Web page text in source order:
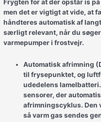
Frygten for at der opstår is
men det er vigtigt at vide, at
håndteres automatisk af
særligt relevant, når du
varmepumper i frostvejr.
Automatisk afrimning
til frysepunktet, og
udedelens
sensorer, der
afrimningscyklus. Den
så varm gas sendes